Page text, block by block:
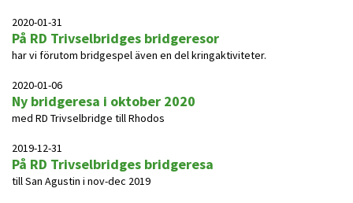
2020-01-31
På RD Trivselbridges bridgeresor
har vi förutom bridgespel även en del kringaktiviteter.
2020-01-06
Ny bridgeresa i oktober 2020
med RD Trivselbridge till Rhodos
2019-12-31
På RD Trivselbridges bridgeresa
till San Agustin i nov-dec 2019